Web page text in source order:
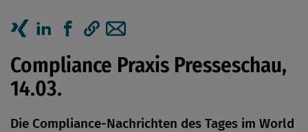
Seiteninhalt
Artikel auf Xing teilen
Artikel auf linkedIn teilen
Artikel auf Facebook teilen
Artikellink kopieren
Artikel per Mail teilen
Compliance Praxis Presseschau,
14.03.
Die Compliance-Nachrichten des Tages im World